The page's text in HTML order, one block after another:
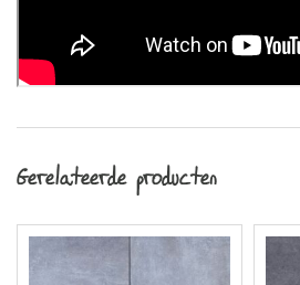
Gerelateerde producten